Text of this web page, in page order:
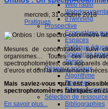
Web radio
eTwinning
Prospective
Ecosystème
Espaces
Politique
Scénarios
Temps
Réseaux sociaux
Algorithme
Données
Réseaux
Sélection de
Bibliographies
mercredi, 31 octobre 2018
Pratiques
Mesures de concentration, suivi
organismes… Toutes ces
spectrophotomètres, des appareils
d’euros et dont la maintenance
Mais saviez-vous qu’il est
spectrophotomètres fabriqués en
En savoir plus...